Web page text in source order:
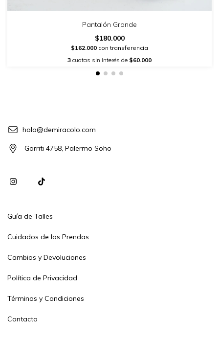
Pantalón Grande
$180.000
$162.000 con transferencia
3 cuotas sin interés de $60.000
hola@demiracolo.com
Gorriti 4758, Palermo Soho
Guía de Talles
Cuidados de las Prendas
Cambios y Devoluciones
Política de Privacidad
Términos y Condiciones
Contacto